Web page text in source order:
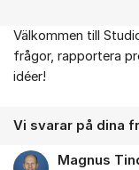
Om forumet
Välkommen till
frågor, rapportera
idéer!
Vi svarar på dina
Magnus